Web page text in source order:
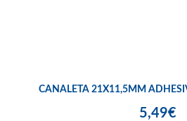
CANALETA 21X11,5MM
5,49€